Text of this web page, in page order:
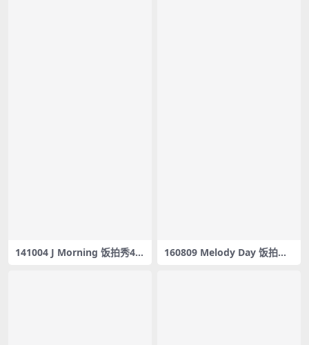
141004 J Morning 饭拍秀4部
160809 Melody Day 饭拍秀3